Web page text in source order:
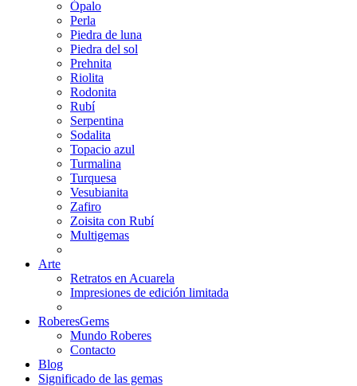
Ópalo
Perla
Piedra de luna
Piedra del sol
Prehnita
Riolita
Rodonita
Rubí
Serpentina
Sodalita
Topacio azul
Turmalina
Turquesa
Vesubianita
Zafiro
Zoisita con Rubí
Multigemas
Arte
Retratos en Acuarela
Impresiones de edición limitada
RoberesGems
Mundo Roberes
Contacto
Blog
Significado de las gemas